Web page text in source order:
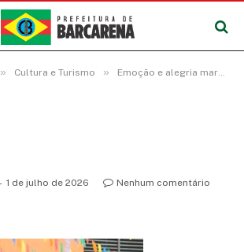
» Cultura e Turismo » Emoção e alegria marcam o 14º Festival Junino em Barcarena
1 de julho de 2026
Nenhum comentário